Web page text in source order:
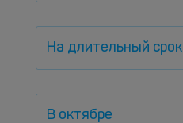
На длительный срок
В октябре